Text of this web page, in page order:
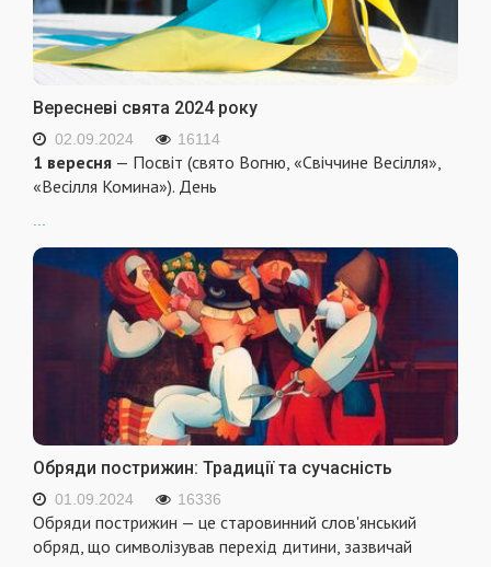
Вересневі свята 2024 року
02.09.2024 16114
1 вересня — Посвіт (свято Вогню, «Свіччине Весілля»,
«Весілля Комина»). День
Обряди пострижин: Традиції та сучасність
01.09.2024 16336
Обряди пострижин — це старовинний слов'янський
обряд, що символізував перехід дитини, зазвичай